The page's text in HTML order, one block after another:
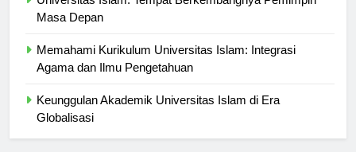
Universitas Islam: Tempat Berkembangnya Pemimpin
Memahami Kurikulum Universitas Islam: Integrasi
Keunggulan Akademik Universitas Islam di Era